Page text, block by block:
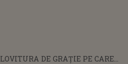
LOVITURA DE GRAȚIE PE CARE